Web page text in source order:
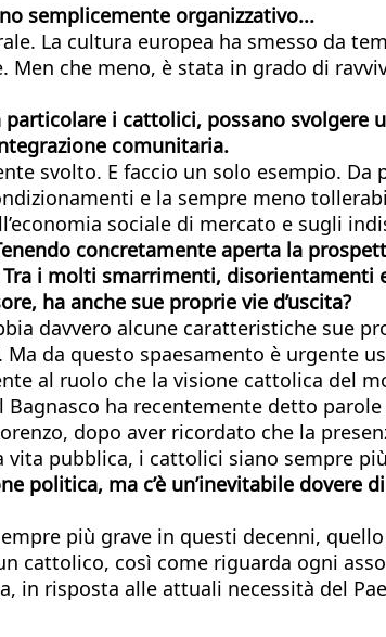
semplicemente organizzativo...
La cultura europea ha smesso da
che meno, è stata in grado di
particolare i cattolici, possano
comunitaria.
svolto. E faccio un solo esempio.
e la sempre meno
sociale di mercato e sugli
concretamente aperta la
i molti smarrimenti,
ha anche sue proprie vie d’uscita?
davvero alcune caratteristiche sue
da questo spaesamento è urgente
al ruolo che la visione cattolica del
ha recentemente detto
dopo aver ricordato che la
pubblica, i cattolici siano sempre
politica, ma c’è un’inevitabile dovere
più grave in questi decenni,
cattolico, così come riguarda ogni
in risposta alle attuali necessità del